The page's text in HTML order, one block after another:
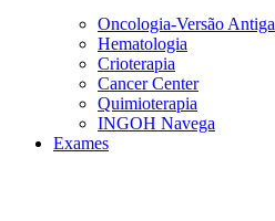
Oncologia-Versão Antiga
Hematologia
Crioterapia
Cancer Center
Quimioterapia
INGOH Navega
Exames